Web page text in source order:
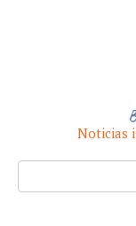
Noticias